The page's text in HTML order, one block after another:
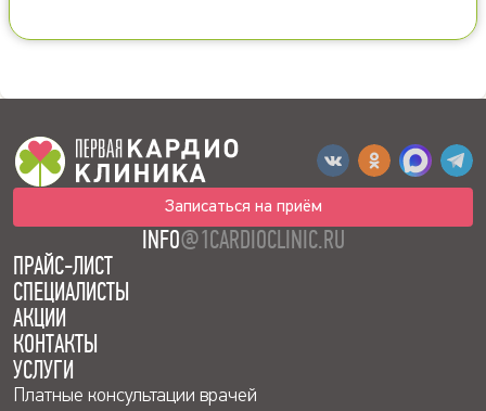
INFO@1CARDIOCLINIC.RU
Записаться на приём
ПРАЙС-ЛИСТ
СПЕЦИАЛИСТЫ
АКЦИИ
КОНТАКТЫ
УСЛУГИ
Платные консультации врачей